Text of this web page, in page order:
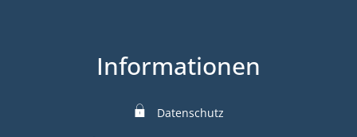
Informationen
Datenschutz